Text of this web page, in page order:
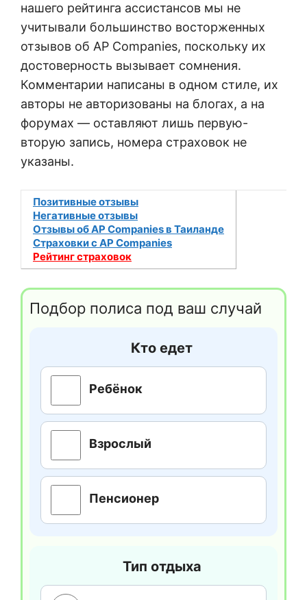
нашего рейтинга ассистансов мы не
учитывали большинство восторженных
отзывов об AP Companies, поскольку их
достоверность вызывает сомнения.
Комментарии написаны в одном стиле, их
авторы не авторизованы на блогах, а на
форумах — оставляют лишь первую-
вторую запись, номера страховок не
указаны.
Позитивные отзывы
Негативные отзывы
Отзывы об AP Companies в Таиланде
Страховки с AP Companies
Рейтинг страховок
Подбор полиса под ваш случай
Кто едет
Ребёнок
Взрослый
Пенсионер
Тип отдыха